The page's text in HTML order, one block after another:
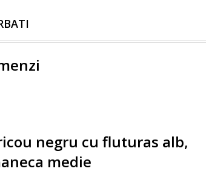
negru cu fluturas alb,
medie